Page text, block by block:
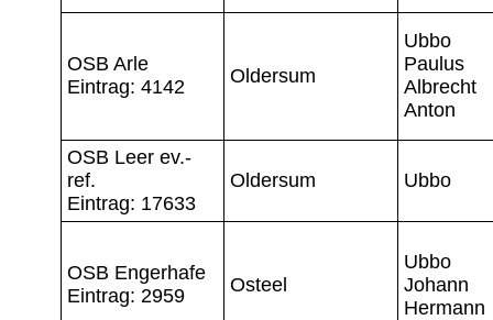
OSB Arle
Eintrag: 4142
Oldersum
Ubbo
Paulus
Albrecht
Anton
OSB Leer ev.-
ref.
Eintrag: 17633
Oldersum Ubbo
OSB Engerhafe
Eintrag: 2959
Osteel
Ubbo
Johann
Hermann